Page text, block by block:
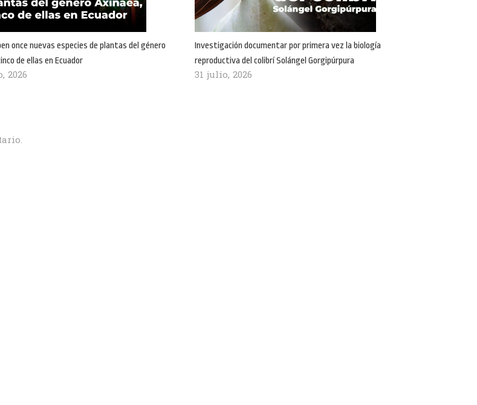
once nuevas especies de plantas del género
de ellas en Ecuador
2026
Investigación documentar por primera vez la biología
reproductiva del colibrí Solángel Gorgipúrpura
31 julio, 2026